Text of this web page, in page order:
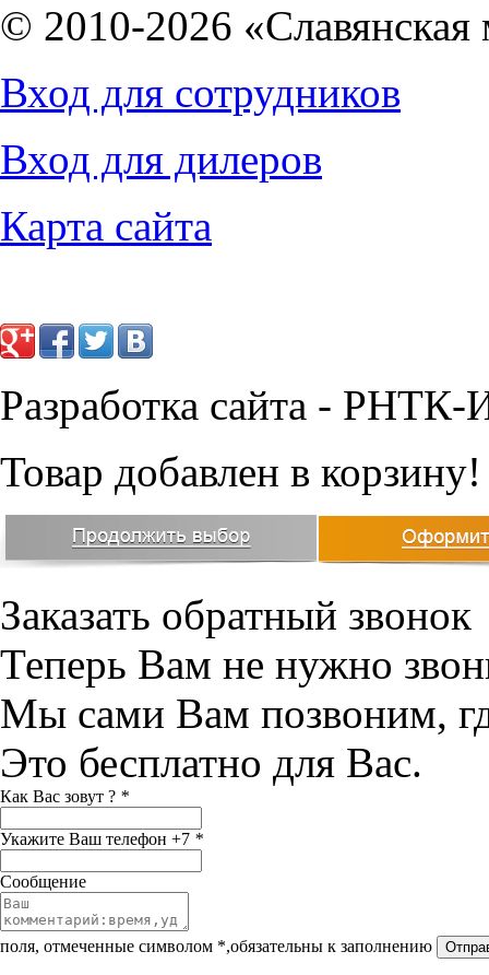
© 2010-2026 «Славянская
Вход для сотрудников
Вход для дилеров
Карта сайта
Разработка сайта - РНТК-
Товар добавлен в корзину!
Заказать обратный звонок
Теперь Вам не нужно
Мы сами Вам позвоним,
Это бесплатно для Вас.
Как Вас зовут ? *
Укажите Ваш телефон +7 *
Сообщение
поля, отмеченные символом *,обязательны к заполнению